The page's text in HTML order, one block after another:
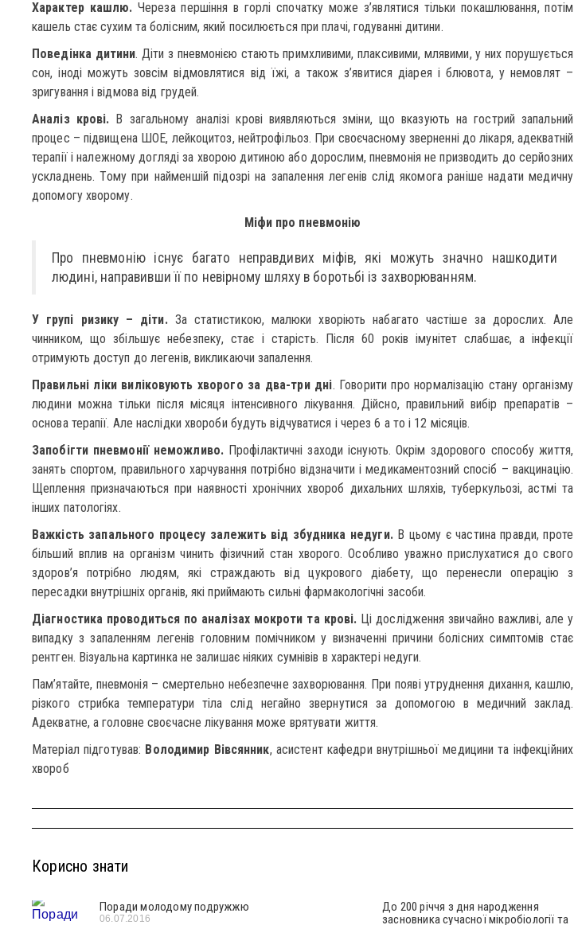
Характер кашлю. Череза першіння в горлі спочатку може з’являтися тільки покашлювання, потім
кашель стає сухим та болісним, який посилюється при плачі, годуванні дитини.
Поведінка дитини. Діти з пневмонією стають примхливими, плаксивими, млявими, у них порушується
сон, іноді можуть зовсім відмовлятися від їжі, а також з’явитися діарея і блювота, у немовлят –
зригування і відмова від грудей.
Аналіз крові. В загальному аналізі крові виявляються зміни, що вказують на гострий запальний
процес – підвищена ШОЕ, лейкоцитоз, нейтрофільоз. При своєчасному зверненні до лікаря, адекватній
терапії і належному догляді за хворою дитиною або дорослим, пневмонія не призводить до серйозних
ускладнень. Тому при найменшій підозрі на запалення легенів слід якомога раніше надати медичну
допомогу хворому.
Міфи про пневмонію
Про пневмонію існує багато неправдивих міфів, які можуть значно нашкодити
людині, направивши її по невірному шляху в боротьбі із захворюванням.
У групі ризику – діти.За статистикою, малюки хворіють набагато частіше за дорослих. Але
чинником, що збільшує небезпеку, стає і старість. Після 60 років імунітет слабшає, а інфекції
отримують доступ до легенів, викликаючи запалення.
Правильні ліки виліковують хворого за два-три дні. Говорити про нормалізацію стану організму
людини можна тільки після місяця інтенсивного лікування. Дійсно, правильний вибір препаратів –
основа терапії. Але наслідки хвороби будуть відчуватися і через 6 а то і 12 місяців.
Запобігти пневмонії неможливо.Профілактичні заходи існують. Окрім здорового способу життя,
занять спортом, правильного харчування потрібно відзначити і медикаментозний спосіб – вакцинацію.
Щеплення призначаються при наявності хронічних хвороб дихальних шляхів, туберкульозі, астмі та
інших патологіях.
Важкість запального процесу залежить від збудника недуги.В цьому є частина правди, проте
більший вплив на організм чинить фізичний стан хворого. Особливо уважно прислухатися до свого
здоров’я потрібно людям, які страждають від цукрового діабету, що перенесли операцію з
пересадки внутрішніх органів, які приймають сильні фармакологічні засоби.
Діагностика проводиться по аналізах мокроти та крові. Ці дослідження звичайно важливі, але у
випадку з запаленням легенів головним помічником у визначенні причини болісних симптомів стає
рентген. Візуальна картинка не залишає ніяких сумнівів в характері недуги.
Пам’ятайте, пневмонія – смертельно небезпечне захворювання. При появі утруднення дихання, кашлю,
різкого стрибка температури тіла слід негайно звернутися за допомогою в медичний заклад.
Адекватне, а головне своєчасне лікування може врятувати життя.
Матеріал підготував: Володимир Вівсянник, асистент кафедри внутрішньої медицини та інфекційних
хвороб
Корисно знати
Поради молодому подружжю
06.07.2016
До 200 річчя з дня народження
засновника сучасної мікробіології та